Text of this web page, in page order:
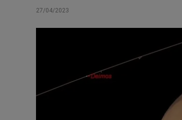
27/04/2023